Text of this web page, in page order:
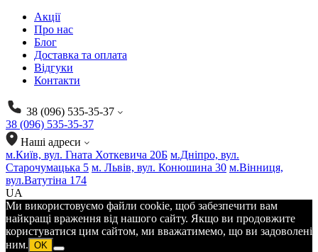
Акції
Про нас
Блог
Доставка та оплата
Відгуки
Контакти
38 (096) 535-35-37
38 (096) 535-35-37
Наші адреси
м.Київ, вул. Гната Хоткевича 20Б м.Дніпро, вул.
Старочумацька 5 м. Львів, вул. Конюшина 30 м.Вінниця,
вул.Ватутіна 174
UA
Ми використовуємо файли cookie, щоб забезпечити вам
найкращі враження від нашого сайту. Якщо ви продовжите
користуватися цим сайтом, ми вважатимемо, що ви задоволені
ним. OK